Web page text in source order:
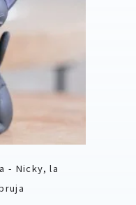
- Nicky, la